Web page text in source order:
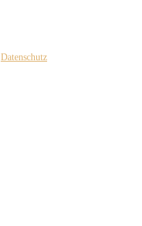
Datenschutz